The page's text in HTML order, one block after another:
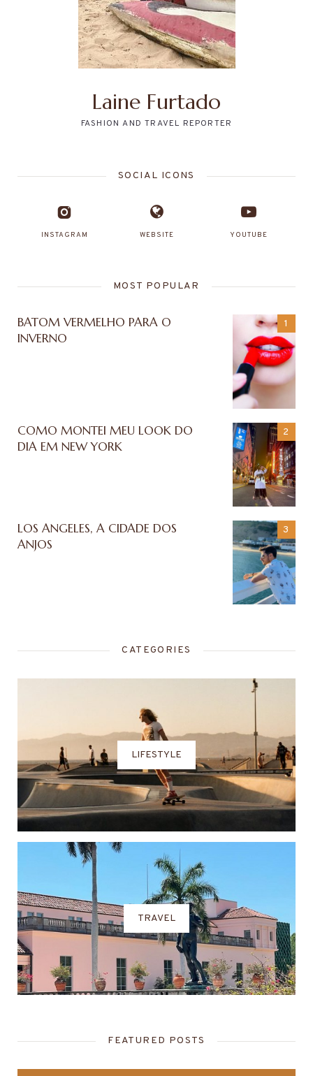
Laine Furtado
FASHION AND TRAVEL REPORTER
SOCIAL ICONS
INSTAGRAM WEBSITE YOUTUBE
MOST POPULAR
BATOM VERMELHO PARA O
INVERNO
COMO MONTEI MEU LOOK DO
DIA EM NEW YORK
LOS ANGELES, A CIDADE DOS
ANJOS
CATEGORIES
LIFESTYLE
TRAVEL
FEATURED POSTS